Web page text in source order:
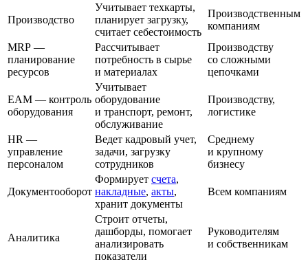
Производство
Учитывает техкарты,
планирует загрузку,
считает себестоимость
Производственным
компаниям
MRP —
планирование
ресурсов
Рассчитывает
потребность в сырье
и материалах
Производству
со сложными
цепочками
EAM — контроль
оборудования
Учитывает
оборудование
и транспорт, ремонт,
обслуживание
Производству,
логистике
HR —
управление
персоналом
Ведет кадровый учет,
задачи, загрузку
сотрудников
Среднему
и крупному
бизнесу
Документооборот
Формирует счета,
накладные, акты,
хранит документы
Всем компаниям
Аналитика
Строит отчеты,
дашборды, помогает
анализировать
показатели
Руководителям
и собственникам